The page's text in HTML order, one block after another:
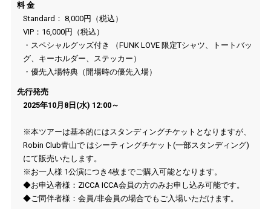
料 金
Standard ： 8,000円（税込）
VIP： 16,000円（税込）
・スペシャルグッズ付き （FUNK LOVE 限定Tシャツ、トートバッ
グ、キーホルダー、ステッカー）
・優先入場特典（開場時の優先入場）
先行発売
2025年10月 8日 (水) 12:00～
※本ツアーは基本的にはスタンディングチケットとなりますが、
Robin Club青山で はシーティングチケット (一部スタンディング)
にて販売いたします。
※ お一人様 1公演につき 4枚までご購入可能となります。
◆お申込者様： ZICCA ICCA会員の方のみお申し込み可能です。
◆ご同伴者様：会員/非会員の場合でもご入場いただけます。